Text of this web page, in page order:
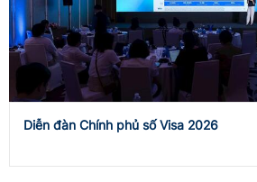
Diễn đàn Chính phủ số Visa 2026